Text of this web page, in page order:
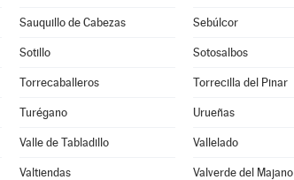
Sauquillo de Cabezas Sebúlcor
Sotillo Sotosalbos
Torrecaballeros Torrecilla del Pinar
Turégano Urueñas
Valle de Tabladillo Vallelado
Valtiendas Valverde del Majano